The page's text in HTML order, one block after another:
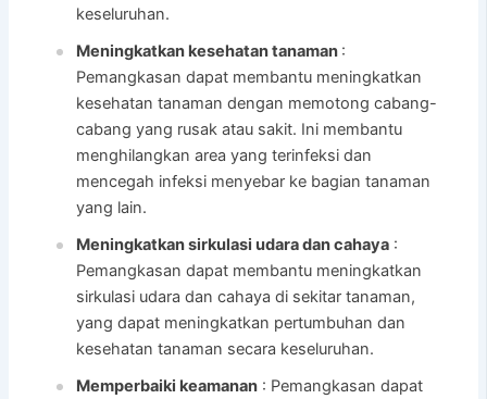
keseluruhan.
Meningkatkan kesehatan tanaman :
Pemangkasan dapat membantu meningkatkan
kesehatan tanaman dengan memotong cabang-
cabang yang rusak atau sakit. Ini membantu
menghilangkan area yang terinfeksi dan
mencegah infeksi menyebar ke bagian tanaman
yang lain.
Meningkatkan sirkulasi udara dan cahaya :
Pemangkasan dapat membantu meningkatkan
sirkulasi udara dan cahaya di sekitar tanaman,
yang dapat meningkatkan pertumbuhan dan
kesehatan tanaman secara keseluruhan.
Memperbaiki keamanan : Pemangkasan dapat